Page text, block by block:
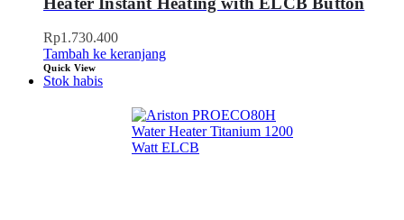
Rp1.730.400
Tambah ke keranjang
Quick View
Stok habis